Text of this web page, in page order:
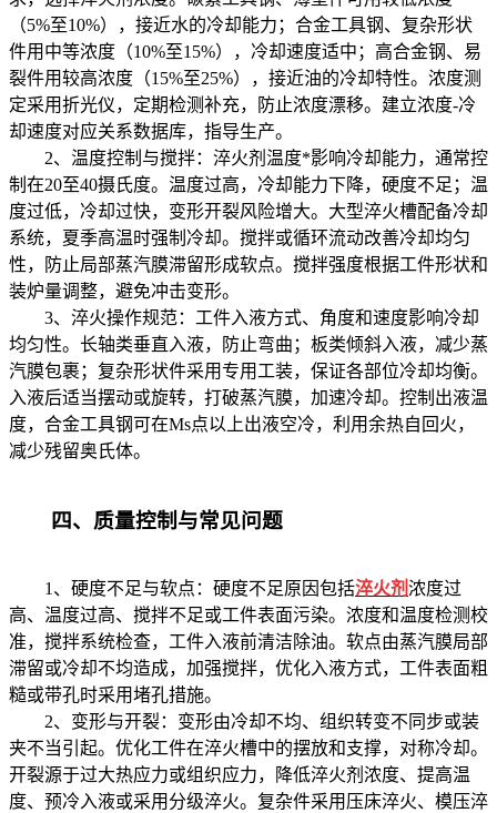
（5%至10%），接近水的冷却能力；合金工具钢、复杂形状
件用中等浓度（10%至15%），冷却速度适中；高合金钢、易
裂件用较高浓度（15%至25%），接近油的冷却特性。浓度测
定采用折光仪，定期检测补充，防止浓度漂移。建立浓度-冷
却速度对应关系数据库，指导生产。
2、温度控制与搅拌：淬火剂温度*影响冷却能力，通常控
制在20至40摄氏度。温度过高，冷却能力下降，硬度不足；温
度过低，冷却过快，变形开裂风险增大。大型淬火槽配备冷却
系统，夏季高温时强制冷却。搅拌或循环流动改善冷却均匀
性，防止局部蒸汽膜滞留形成软点。搅拌强度根据工件形状和
装炉量调整，避免冲击变形。
3、淬火操作规范：工件入液方式、角度和速度影响冷却
均匀性。长轴类垂直入液，防止弯曲；板类倾斜入液，减少蒸
汽膜包裹；复杂形状件采用专用工装，保证各部位冷却均衡。
入液后适当摆动或旋转，打破蒸汽膜，加速冷却。控制出液温
度，合金工具钢可在Ms点以上出液空冷，利用余热自回火，
减少残留奥氏体。
四、质量控制与常见问题
1、硬度不足与软点：硬度不足原因包括淬火剂浓度过
高、温度过高、搅拌不足或工件表面污染。浓度和温度检测校
准，搅拌系统检查，工件入液前清洁除油。软点由蒸汽膜局部
滞留或冷却不均造成，加强搅拌，优化入液方式，工件表面粗
糙或带孔时采用堵孔措施。
2、变形与开裂：变形由冷却不均、组织转变不同步或装
夹不当引起。优化工件在淬火槽中的摆放和支撑，对称冷却。
开裂源于过大热应力或组织应力，降低淬火剂浓度、提高温
度、预冷入液或采用分级淬火。复杂件采用压床淬火、模压淬